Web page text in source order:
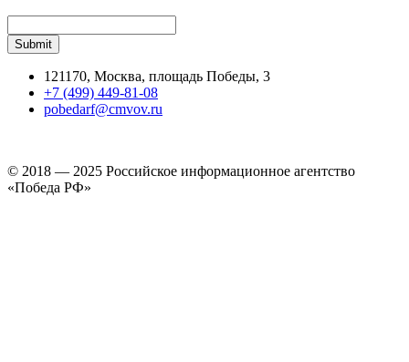
121170, Москва, площадь Победы, 3
+7 (499) 449-81-08
pobedarf@cmvov.ru
© 2018 — 2025 Российское информационное агентство
«Победа РФ»